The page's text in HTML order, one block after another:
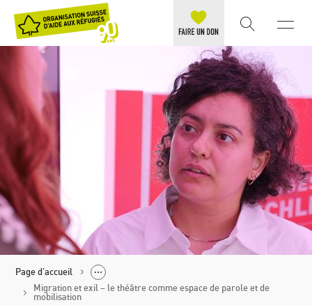
Page d'accueil
Migration et exil – le théâtre comme espace de parole et de
mobilisation